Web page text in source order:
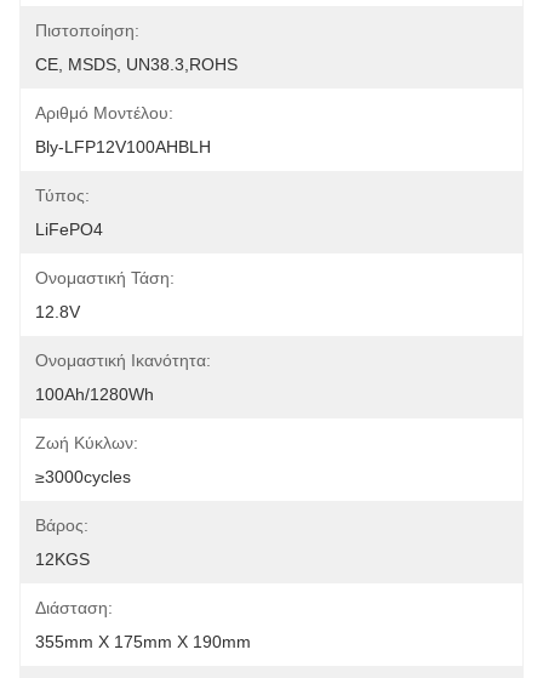
Πιστοποίηση:
CE, MSDS, UN38.3,ROHS
Αριθμό Μοντέλου:
Bly-LFP12V100AHBLH
Τύπος:
LiFePO4
Ονομαστική Τάση:
12.8V
Ονομαστική Ικανότητα:
100Ah/1280Wh
Ζωή Κύκλων:
≥3000cycles
Βάρος:
12KGS
Διάσταση:
355mm X 175mm X 190mm